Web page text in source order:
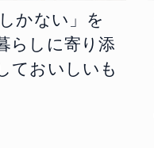
かない」を
らしに寄り添
ておいしいも